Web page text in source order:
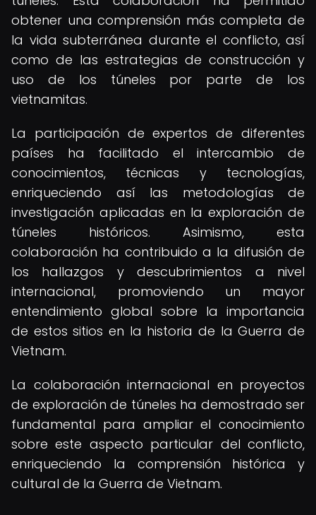
obtener una comprensión más completa de
la vida subterránea durante el conflicto, así
como de las estrategias de construcción y
uso de los túneles por parte de los
vietnamitas.
La participación de expertos de diferentes
países ha facilitado el intercambio de
conocimientos, técnicas y tecnologías,
enriqueciendo así las metodologías de
investigación aplicadas en la exploración de
túneles históricos. Asimismo, esta
colaboración ha contribuido a la difusión de
los hallazgos y descubrimientos a nivel
internacional, promoviendo un mayor
entendimiento global sobre la importancia
de estos sitios en la historia de la Guerra de
Vietnam.
La colaboración internacional en proyectos
de exploración de túneles ha demostrado ser
fundamental para ampliar el conocimiento
sobre este aspecto particular del conflicto,
enriqueciendo la comprensión histórica y
cultural de la Guerra de Vietnam.